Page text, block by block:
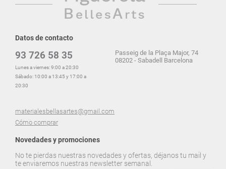
Datos de contacto
93 726 58 35
Lunes a viernes: 9:00 a 20:30
Sábado: 10:00 a 13:45 y 17:00 a
20:30
materialesbellasartes@gmail.com
Cómo comprar
Passeig de la Plaça Major, 74
08202 - Sabadell Barcelona
Novedades y promociones
No te pierdas nuestras novedades y ofertas, déjanos tu mail y
te enviaremos nuestras newsletter semanal.